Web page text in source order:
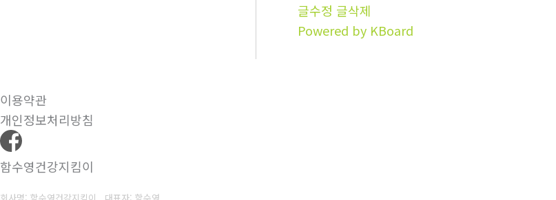
글수정 글삭제
Powered by KBoard
이용약관
개인정보처리방침
함수영건강지킴이